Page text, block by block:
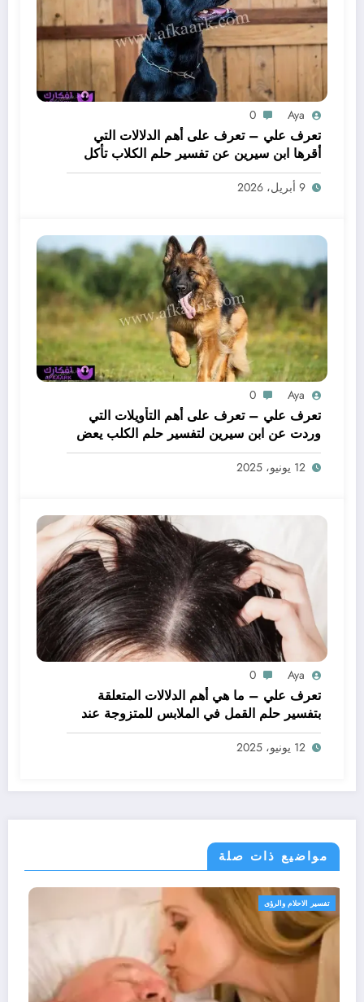
Aya
0
تعرف علي – تعرف على أهم الدلالات التي
أقرها ابن سيرين عن تفسير حلم الكلاب تأكل
لحم – بالتفصيل
9 أبريل، 2026
Aya
0
تعرف علي – تعرف على أهم التأويلات التي
وردت عن ابن سيرين لتفسير حلم الكلب يعض
يدي – بالتفصيل
12 يونيو، 2025
Aya
0
تعرف علي – ما هي أهم الدلالات المتعلقة
بتفسير حلم القمل في الملابس للمتزوجة عند
ابن سيرين؟ – بالتفصيل
12 يونيو، 2025
مواضيع ذات صلة
تفسير الاحلام والرؤى